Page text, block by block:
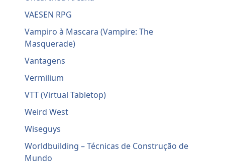
VAESEN RPG
Vampiro à Mascara (Vampire: The
Masquerade)
Vantagens
Vermilium
VTT (Virtual Tabletop)
Weird West
Wiseguys
Worldbuilding – Técnicas de Construção de
Mundo